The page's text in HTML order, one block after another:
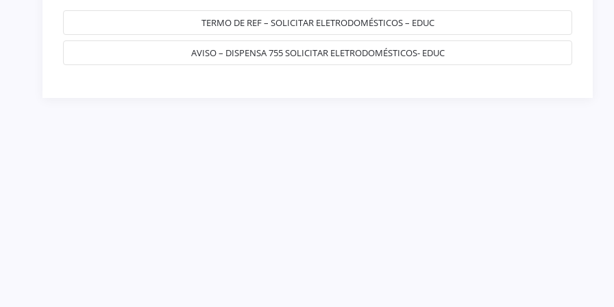
TERMO DE REF – SOLICITAR ELETRODOMÉSTICOS – EDUC
AVISO – DISPENSA 755 SOLICITAR ELETRODOMÉSTICOS- EDUC